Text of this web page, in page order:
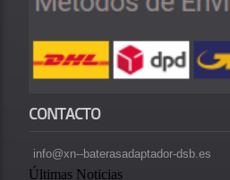
CONTACTO
info@xn--baterasadaptador-dsb.es
Últimas Noticias